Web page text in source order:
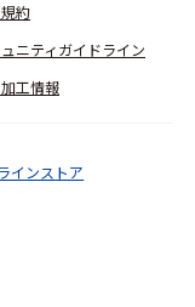
約
ニティガイドライン
工情報
インストア